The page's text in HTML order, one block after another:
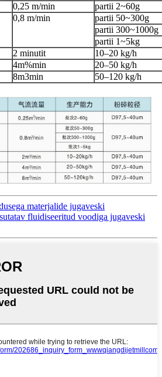
0,25 m/min
partii 2~60g
0,8 m/min
partii 50~300g
partii 300~1000g
partii 1~5kg
2 minutit
10–20 kg/h
4m%min
20–50 kg/h
8m3min 50–120 kg/h
materjalide jugaveski
fluidiseeritud voodiga jugaveski